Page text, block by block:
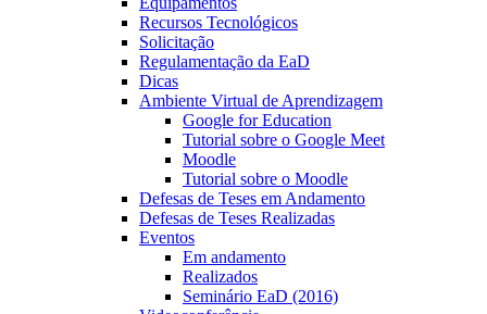
Recursos Tecnológicos
Solicitação
Regulamentação da EaD
Dicas
Ambiente Virtual de Aprendizagem
Google for Education
Tutorial sobre o Google Meet
Moodle
Tutorial sobre o Moodle
Defesas de Teses em Andamento
Defesas de Teses Realizadas
Eventos
Em andamento
Realizados
Seminário EaD (2016)